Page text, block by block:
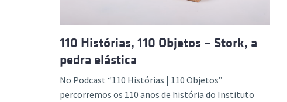
110 Histórias, 110 Objetos – Stork, a
pedra elástica
No Podcast “110 Histórias | 110 Objetos”
percorremos os 110 anos de história do Instituto